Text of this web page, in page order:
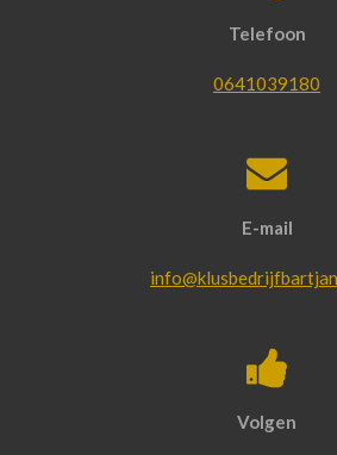
Telefoon
0641039180
E-mail
Volgen